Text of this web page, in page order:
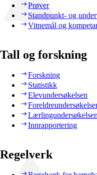
Prøver
Standpunkt- og
Vitnemål og
Tall og forskning
Forskning
Statistikk
Elevundersøkelsen
Lærlingundersøkelsen
Innrapportering
Regelverk